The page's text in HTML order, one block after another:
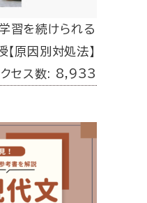
習を続けられる
原因別対処法】
クセス数: 8,933